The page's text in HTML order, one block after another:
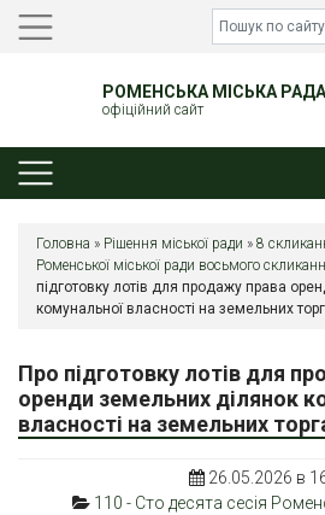
РОМЕНСЬКА МІСЬКА РАДА
офіційний сайт
Головна » Рішення міської ради » 8
Роменської міської ради восьмого
підготовку лотів для продажу права
комунальної власності на земельних
Про підготовку лотів для
оренди земельних ділянок
власності на земельних
26.05.2026 в
110 - Сто десята сесія